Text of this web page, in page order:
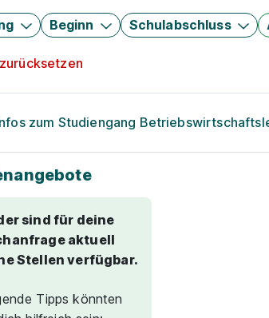
Beginn Schulabschluss
zum Studiengang
sind für deine
aktuell
Stellen verfügbar.
Tipps könnten